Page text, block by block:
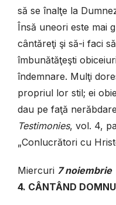
să se înalţe la
Însă uneori este mai
cântăreţi şi să-i faci
îmbunătăţeşti
îndemnare. Mulţi
propriul lor stil; ei
dau pe faţă
Testimonies, vol. 4,
„Conlucrători cu
Miercuri 7 noiembrie
4. CÂNTÂND